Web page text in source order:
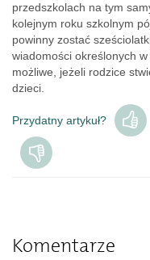
przedszkolach na tym
kolejnym roku szkolnym
powinny zostać
wiadomości określonych
możliwe, jeżeli rodzice
dzieci.
Przydatny artykuł?
Komentarze